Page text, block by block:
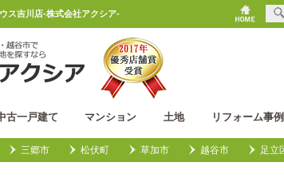
ス吉川店-株式会社アクシア-
古一戸建て マンション 土地 リフォーム事例
三郷市 松伏町 草加市 越谷市 足立